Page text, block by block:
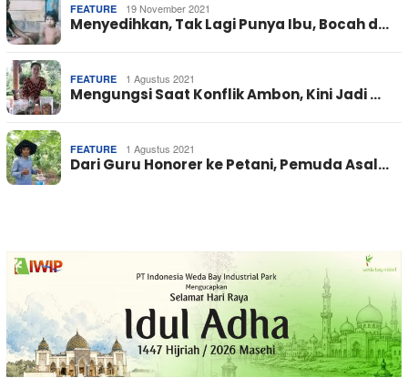
FEATURE 19 November 2021
Menyedihkan, Tak Lagi Punya Ibu, Bocah d…
FEATURE 1 Agustus 2021
Mengungsi Saat Konflik Ambon, Kini Jadi …
FEATURE 1 Agustus 2021
Dari Guru Honorer ke Petani, Pemuda Asal…